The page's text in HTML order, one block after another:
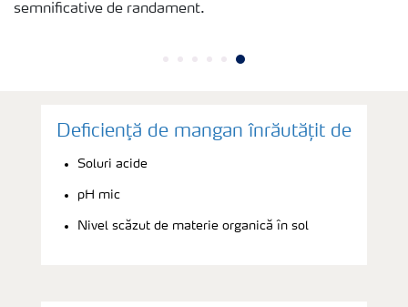
semnificative de randament.
Deficienţă de mangan înrăutățit de
Soluri acide
pH mic
Nivel scăzut de materie organică în sol